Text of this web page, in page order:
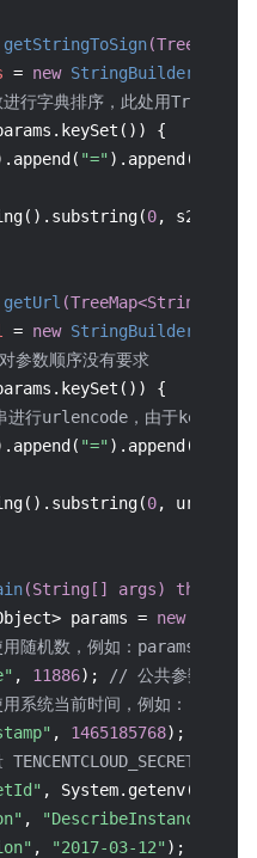
getStringToSign
= new StringBuilder
行字典排序，此处用TreeMap
{
"="
0,
getUrl (TreeMap<String,
= new StringBuilder
数顺序没有要求
{
行urlencode，由于key都是
"="
0,
(String[] args) throws
params =
new
用随机数，例如：
, 11886);
// 公共参数
用系统当前时间，例如：
, 1465185768);
, System.getenv(
, "DescribeInstances"
, "2017-03-12" );